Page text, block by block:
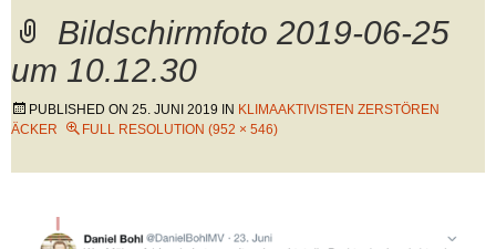
Bildschirmfoto 2019-06-25
um 10.12.30
PUBLISHED ON 25. JUNI 2019 IN KLIMAAKTIVISTEN ZERSTÖREN
ÄCKER
FULL RESOLUTION (952 × 546)